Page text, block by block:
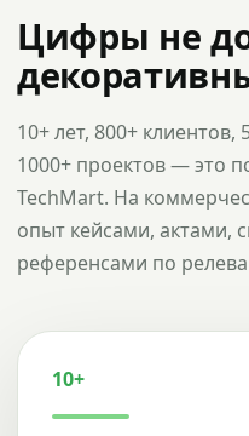
Цифры не
10+ лет, 800+ клиентов,
1000+ проектов — это
TechMart. На
опыт кейсами, актами,
референсами по
10+